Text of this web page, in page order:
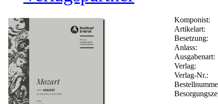
Komponist:
Artikelart:
Besetzung:
Anlass:
Ausgabenart:
Verlag:
Verlag-Nr.: